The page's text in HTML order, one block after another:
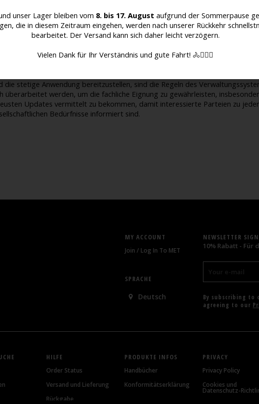
und die Anforderungen zur Zufriedenheit von bestimmten
Produkte und Services, um zur vollsten Kunden- und
und Ansehen der Marke außerhalb des Unternehmens stetig zu
beruflicher Erfahrung entsprechend der Anforderungen der
zur Visualisierung, Motivation und der beruflichen Weiterentwicklung;
die stetige Anwendung bereitzustellen, sind die Regeln des
überarbeitet werden, um die fachliche Eignung zu gewährleisten,
Updates vermittelt zu bekommen, damit interessierte Parteien zu
Bedürfnisse informiert sind.
MY ACCOUNT
Join / Log In To MET
SPRACHE
Deutsch
NEWSLETTER
10% Rabatt - Für
By subscribing to
agreeing to our
HILFE
Order Status
Versand und Lieferung
Rückgabe
PRODUKTE INFOS
Handbücher
Konformitätserklärung
PRIVACY
Privacy Policy
Cookies und
Datenschutz-
unser Lager bleiben vom 8. bis 17. August aufgrund der Sommerpause
die in diesem Zeitraum eingehen, werden nach unserer Rückkehr
bearbeitet. Der Versand kann sich daher leicht verzögern.
Vielen Dank für Ihr Verständnis und gute Fahrt! 🚴🚴🏻‍♀️